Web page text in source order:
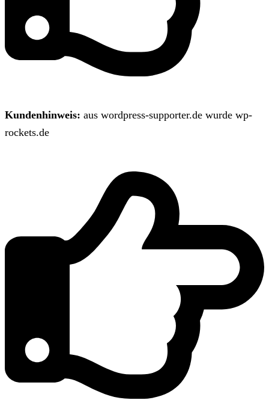
Kundenhinweis: aus wordpress-supporter.de wurde wp-
rockets.de